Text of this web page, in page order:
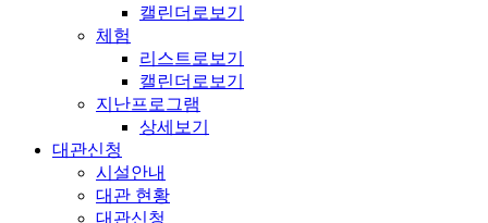
캘린더로보기
체험
리스트로보기
캘린더로보기
지난프로그램
상세보기
대관신청
시설안내
대관 현황
대관신청